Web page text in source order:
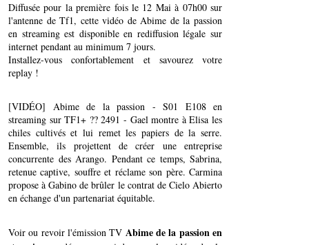
Diffusée pour la première fois le 12 Mai à 07h00 sur
l'antenne de Tf1, cette vidéo de Abime de la passion
en streaming est disponible en rediffusion légale sur
internet pendant au minimum 7 jours.
Installez-vous confortablement et savourez votre
replay !
[VIDÉO] Abime de la passion - S01 E108 en
streaming sur TF1+ ?? 2491 - Gael montre à Elisa les
chiles cultivés et lui remet les papiers de la serre.
Ensemble, ils projettent de créer une entreprise
concurrente des Arango. Pendant ce temps, Sabrina,
retenue captive, souffre et réclame son père. Carmina
propose à Gabino de brûler le contrat de Cielo Abierto
en échange d'un partenariat équitable.
Voir ou revoir l'émission TV Abime de la passion en